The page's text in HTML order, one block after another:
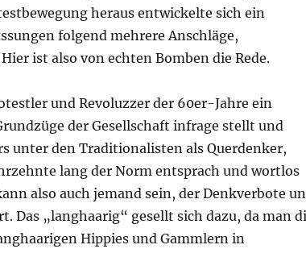
heraus entwickelte sich ein
folgend mehrere Anschläge,
ist also von echten Bomben die Rede.
und Revoluzzer der 60er-Jahre ein
der Gesellschaft infrage stellt und
unter den Traditionalisten als Querdenker,
lang der Norm entsprach und wortlos
also auch jemand sein, der Denkverbote
Das „langhaarig“ gesellt sich dazu, da man
Hippies und Gammlern in